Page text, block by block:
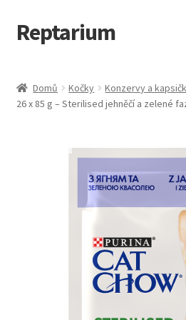
Přeskočit
na
Přejít
k
webu
Reptarium
Košík
Domů Kočky Konzervy a
26 x 85 g – Sterilised jehněčí a zelené